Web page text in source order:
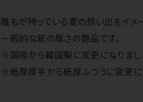
誰もが持っている夏の想い出をイメ
一般的な紙の厚さの商品です。
※国産から韓国製に変更になりまし
※紙厚厚手から紙厚ふつうに変更に